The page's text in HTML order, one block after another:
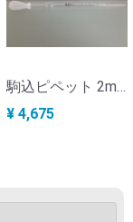
駒込ピペット 2ml ゴム球付 (10本入り） KS-132-7A
¥ 4,675